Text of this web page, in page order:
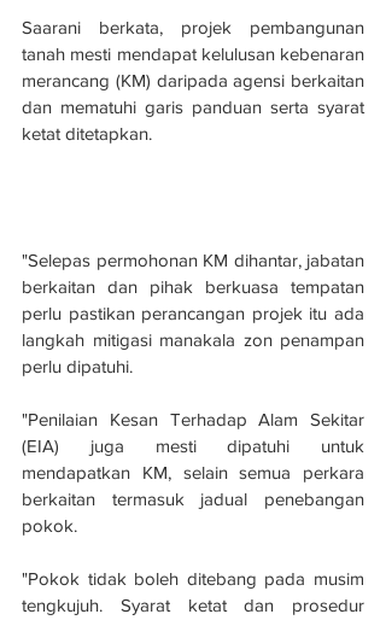
Saarani berkata, projek pembangunan
tanah mesti mendapat kelulusan kebenaran
merancang (KM) daripada agensi berkaitan
dan mematuhi garis panduan serta syarat
ketat ditetapkan.
"Selepas permohonan KM dihantar, jabatan
berkaitan dan pihak berkuasa tempatan
perlu pastikan perancangan projek itu ada
langkah mitigasi manakala zon penampan
perlu dipatuhi.
"Penilaian Kesan Terhadap Alam Sekitar
(EIA) juga mesti dipatuhi untuk
mendapatkan KM, selain semua perkara
berkaitan termasuk jadual penebangan
pokok.
"Pokok tidak boleh ditebang pada musim
tengkujuh. Syarat ketat dan prosedur